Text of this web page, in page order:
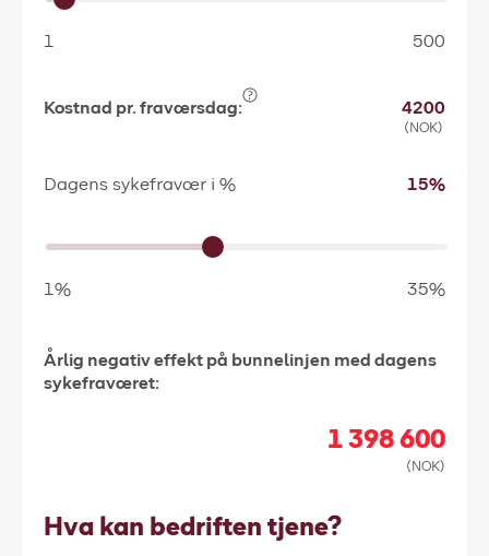
1 500
Kostnad pr. fraværsdag: 4200
(NOK)
Dagens sykefravær i % 15%
1% 35%
Årlig negativ effekt på bunnelinjen med dagens
sykefraværet:
1 398 600
(NOK)
Hva kan bedriften tjene?